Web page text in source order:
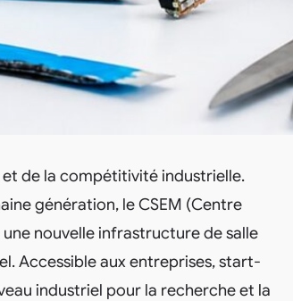
de la compétitivité industrielle.
génération, le CSEM (Centre
nouvelle infrastructure de salle
Accessible aux entreprises, start-
industriel pour la recherche et la